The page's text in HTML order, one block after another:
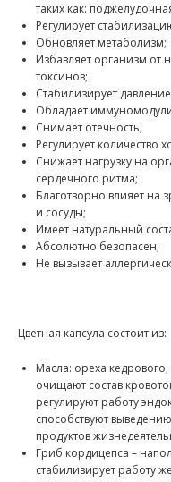
таких как:
Регулирует
Обновляет метаболизм;
Избавляет организм от
токсинов;
Стабилизирует
Обладает
Снимает отечность;
Регулирует количество
Снижает нагрузку на
сердечного ритма;
Благотворно влияет на
и сосуды;
Имеет натуральный
Абсолютно безопасен;
Не вызывает
Цветная капсула состоит из:
Масла: ореха
очищают состав
регулируют работу
способствуют
продуктов
Гриб кордицепса –
стабилизирует работу